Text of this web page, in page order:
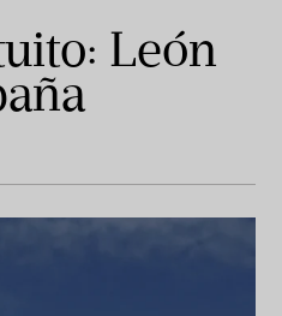
León